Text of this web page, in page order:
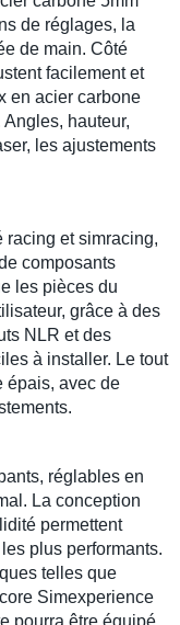
de réglages, la
de main. Côté
facilement et
en acier carbone
hauteur,
les ajustements
racing etsimracing,
composants
les pièces du
grâce à des
NLR et des
à installer. Le tout
épais, avec de
réglables en
La conception
permettent
plus performants.
telles que
Simexperience
pourra être équipé